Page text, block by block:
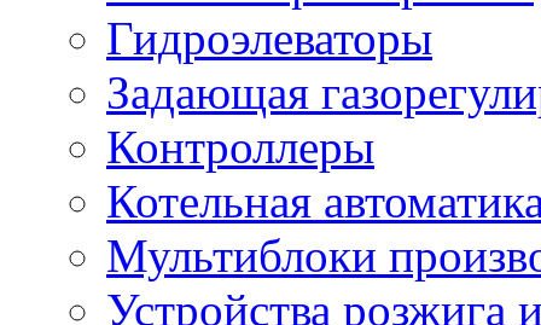
Гидроэлеваторы
Задающая
Контроллеры
Котельная
Мультиблоки
Устройства розжига